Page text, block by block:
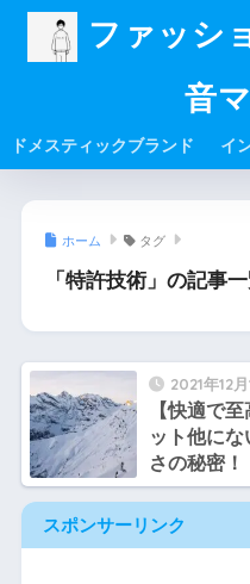
ファッシ
音
ドメスティックブランド イ
ホーム タグ
「特許技術」の記事
2021年12
【快適で
ット他に
さの秘密！
スポンサーリンク